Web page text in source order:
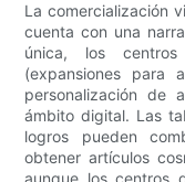
La comercialización
cuenta con una
única, los
(expansiones para
personalización de
ámbito digital. Las
logros pueden
obtener artículos